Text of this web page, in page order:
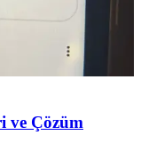
ve Çözüm